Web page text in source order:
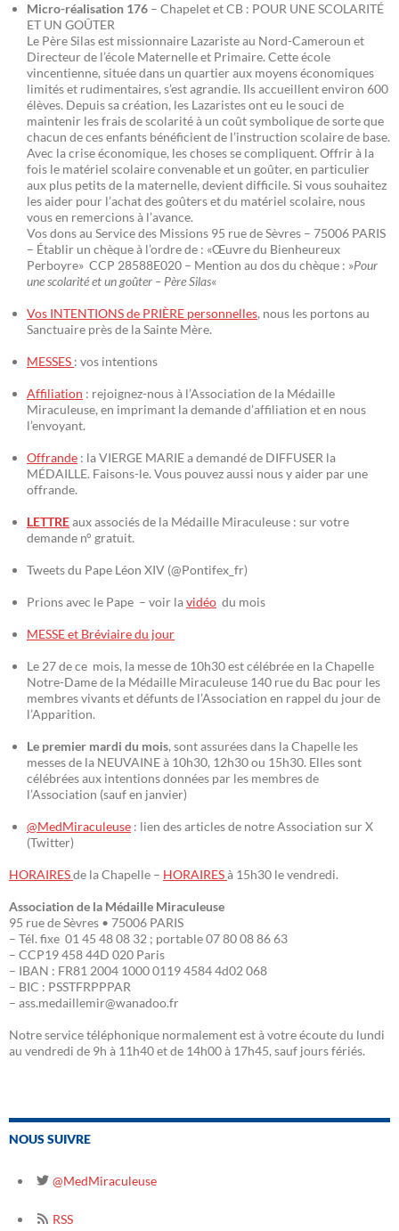
Micro-réalisation 176 – Chapelet et CB : POUR UNE SCOLARITÉ
ET UN GOÛTER
Le Père Silas est missionnaire Lazariste au Nord-Cameroun et
Directeur de l’école Maternelle et Primaire. Cette école
vincentienne, située dans un quartier aux moyens économiques
limités et rudimentaires, s’est agrandie. Ils accueillent environ 600
élèves. Depuis sa création, les Lazaristes ont eu le souci de
maintenir les frais de scolarité à un coût symbolique de sorte que
chacun de ces enfants bénéficient de l’instruction scolaire de base.
Avec la crise économique, les choses se compliquent. Offrir à la
fois le matériel scolaire convenable et un goûter, en particulier
aux plus petits de la maternelle, devient difficile. Si vous souhaitez
les aider pour l’achat des goûters et du matériel scolaire, nous
vous en remercions à l’avance.
Vos dons au Service des Missions 95 rue de Sèvres – 75006 PARIS
– Établir un chèque à l’ordre de : «Œuvre du Bienheureux
Perboyre» CCP 28588E020 – Mention au dos du chèque : »Pour
une scolarité et un goûter – Père Silas«
Vos INTENTIONS de PRIÈRE personnelles, nous les portons au
Sanctuaire près de la Sainte Mère.
MESSES : vos intentions
Affiliation : rejoignez-nous à l’Association de la Médaille
Miraculeuse, en imprimant la demande d’affiliation et en nous
l’envoyant.
Offrande : la VIERGE MARIE a demandé de DIFFUSER la
MÉDAILLE. Faisons-le. Vous pouvez aussi nous y aider par une
offrande.
LETTREaux associés de la Médaille Miraculeuse : sur votre
demande n° gratuit.
Tweets du Pape Léon XIV (@Pontifex_fr)
Prions avec le Pape – voir lavidéo du mois
MESSE et Bréviaire du jour
Le 27 de ce mois, la messe de 10h30 est célébrée en la Chapelle
Notre-Dame de la Médaille Miraculeuse 140 rue du Bac pour les
membres vivants et défunts de l’Association en rappel du jour de
l’Apparition.
Le premier mardi du mois, sont assurées dans la Chapelle les
messes de la NEUVAINE à 10h30, 12h30 ou 15h30. Elles sont
célébrées aux intentions données par les membres de
l’Association (sauf en janvier)
@MedMiraculeuse : lien des articles de notre Association sur X
(Twitter)
HORAIRESde la Chapelle – HORAIRESà 15h30 le vendredi.
Association de la Médaille Miraculeuse
95 rue de Sèvres • 75006 PARIS
– Tél. fixe 01 45 48 08 32 ; portable 07 80 08 86 63
– CCP19 458 44D 020 Paris
– IBAN : FR81 2004 1000 0119 4584 4d02 068
– BIC : PSSTFRPPPAR
– ass.medaillemir@wanadoo.fr
Notre service téléphonique normalement est à votre écoute du lundi
au vendredi de 9h à 11h40 et de 14h00 à 17h45, sauf jours fériés.
NOUS SUIVRE
@MedMiraculeuse
RSS